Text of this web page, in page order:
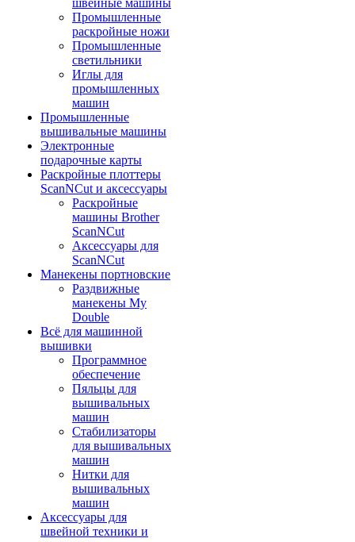
швейные машины
Промышленные
раскройные ножи
Промышленные
светильники
Иглы для
промышленных
машин
Промышленные
вышивальные машины
Электронные
подарочные карты
Раскройные плоттеры
ScanNCut и аксессуары
Раскройные
машины Brother
ScanNCut
Аксессуары для
ScanNCut
Манекены портновские
Раздвижные
манекены My
Double
Всё для машинной
вышивки
Программное
обеспечение
Пяльцы для
вышивальных
машин
Стабилизаторы
для вышивальных
машин
Нитки для
вышивальных
машин
Аксессуары для
швейной техники и